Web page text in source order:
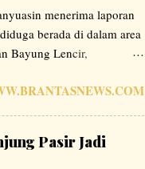
menerima laporan
berada di dalam area
Bayung Lencir,
Hasilnya, tim
Humas PT.
Pasir Jadi